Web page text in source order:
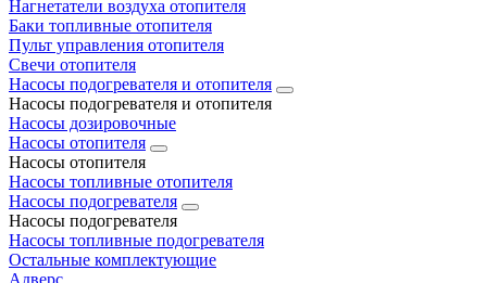
Нагнетатели воздуха отопителя
Баки топливные отопителя
Пульт управления отопителя
Свечи отопителя
Насосы подогревателя и отопителя
Насосы подогревателя и отопителя
Насосы дозировочные
Насосы отопителя
Насосы отопителя
Насосы топливные отопителя
Насосы подогревателя
Насосы подогревателя
Насосы топливные подогревателя
Остальные комплектующие